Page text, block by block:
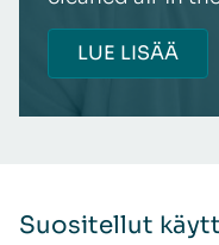
LUE LISÄÄ
Suositellut